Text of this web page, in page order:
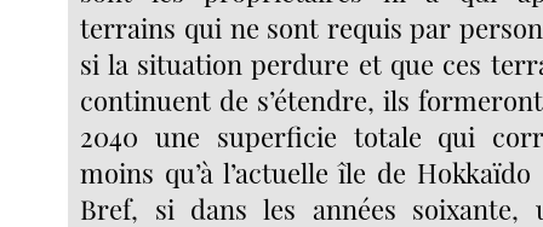
terrains qui ne sont requis par
si la situation perdure et que ces
continuent de s’étendre, ils
2040 une superficie totale qui
moins qu’à l’actuelle île de
Bref, si dans les années soixante,